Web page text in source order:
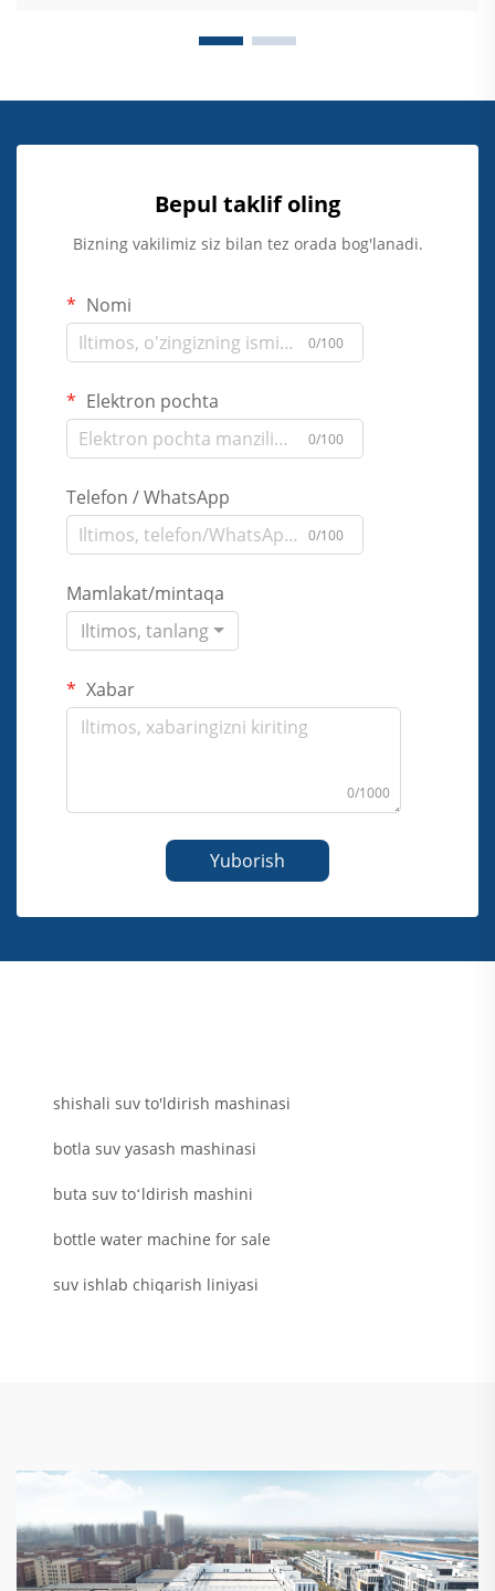
Bepul taklif oling
Bizning vakilimiz siz bilan tez orada bog'lanadi.
Nomi
0/100
Elektron pochta
0/100
Telefon / WhatsApp
0/100
Mamlakat/mintaqa
Iltimos, tanlang
Xabar
0/1000
Yuborish
shishali suv to'ldirish mashinasi
botla suv yasash mashinasi
buta suv toʻldirish mashini
bottle water machine for sale
suv ishlab chiqarish liniyasi